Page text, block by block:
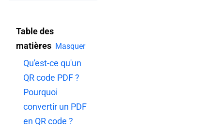
Table des
matières Masquer
Qu'est-ce qu'un
QR code PDF ?
Pourquoi
convertir un PDF
en QR code ?